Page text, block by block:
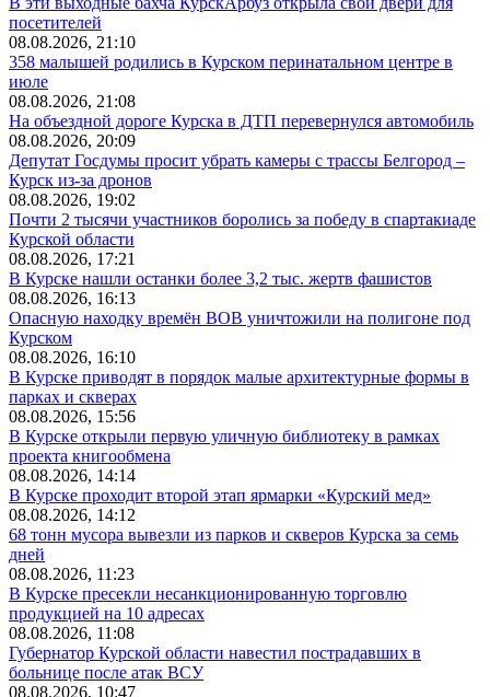
посетителей
08.08.2026, 21:10
358 малышей родились в Курском перинатальном центре в
июле
08.08.2026, 21:08
На объездной дороге Курска в ДТП перевернулся автомобиль
08.08.2026, 20:09
Депутат Госдумы просит убрать камеры с трассы Белгород –
Курск из-за дронов
08.08.2026, 19:02
Почти 2 тысячи участников боролись за победу в спартакиаде
Курской области
08.08.2026, 17:21
В Курске нашли останки более 3,2 тыс. жертв фашистов
08.08.2026, 16:13
Опасную находку времён ВОВ уничтожили на полигоне под
Курском
08.08.2026, 16:10
В Курске приводят в порядок малые архитектурные формы в
парках и скверах
08.08.2026, 15:56
В Курске открыли первую уличную библиотеку в рамках
проекта книгообмена
08.08.2026, 14:14
В Курске проходит второй этап ярмарки «Курский мед»
08.08.2026, 14:12
68 тонн мусора вывезли из парков и скверов Курска за семь
дней
08.08.2026, 11:23
В Курске пресекли несанкционированную торговлю
продукцией на 10 адресах
08.08.2026, 11:08
Губернатор Курской области навестил пострадавших в
больнице после атак ВСУ
08.08.2026, 10:47